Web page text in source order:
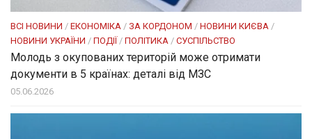
ВСІ НОВИНИ / ЕКОНОМІКА / ЗА КОРДОНОМ / НОВИНИ КИЄВА /
НОВИНИ УКРАЇНИ / ПОДІЇ / ПОЛІТИКА / СУСПІЛЬСТВО
Молодь з окупованих територій може отримати
документи в 5 країнах: деталі від МЗС
05.06.2026